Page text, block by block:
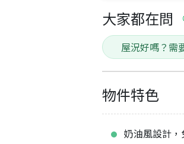
大家都在問
屋況好嗎？需
物件特色
奶油風設計，